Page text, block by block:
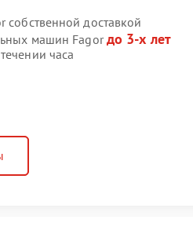
доставкой
машин Fagorдо 3-х лет
часа